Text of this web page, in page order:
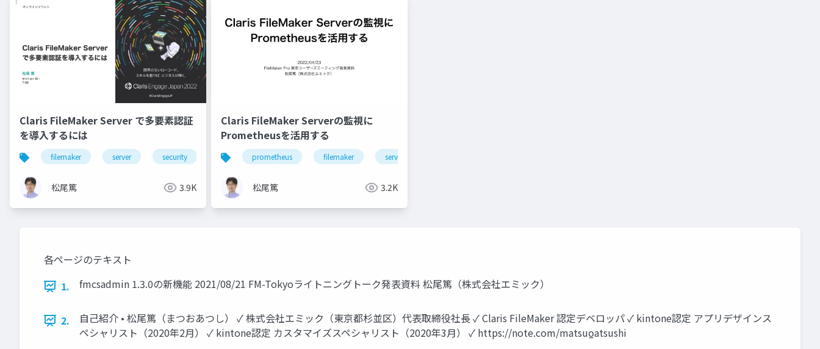
Claris FileMaker Server で多要素認証
を導入するには
filemaker server security mfa
松尾篤 3.9K
Claris FileMaker Serverの監視に
Prometheusを活用する
prometheus filemaker server
松尾篤 3.2K
各ページのテキスト
1.
fmcsadmin 1.3.0の新機能 2021/08/21 FM-Tokyoライトニングトーク発表資料 松尾篤（株式会社エミック）
2.
自己紹介 • 松尾篤（まつおあつし） ✓ 株式会社エミック（東京都杉並区）代表取締役社長 ✓ Claris FileMaker 認定デベロッパ ✓ kintone認定 アプリデザインス
ペシャリスト（2020年2月） ✓ kintone認定 カスタマイズスペシャリスト（2020年3月） ✓ https://note.com/matsuo̲atsushi